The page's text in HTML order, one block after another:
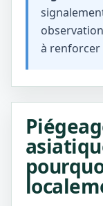
à renforcer